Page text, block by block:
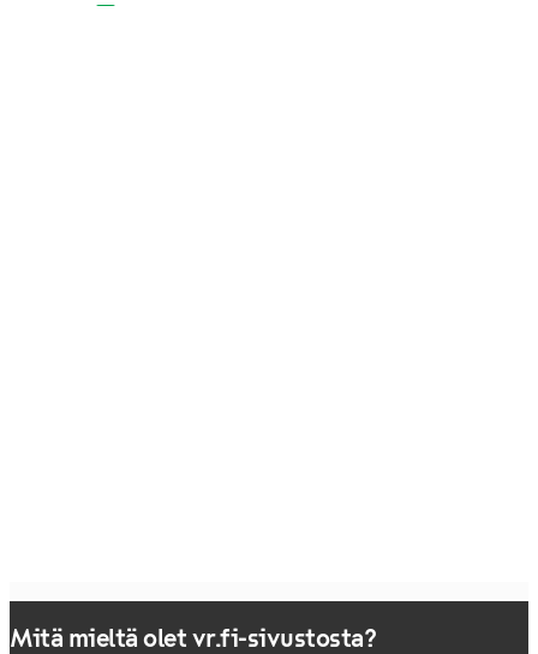
Mitä mieltä olet vr.fi-sivustosta?